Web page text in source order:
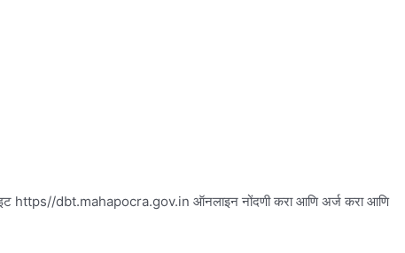
https//dbt.mahapocra.gov.in ऑनलाइन नोंदणी करा आणि अर्ज करा आणि